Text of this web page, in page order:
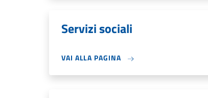
Servizi sociali
VAI ALLA PAGINA